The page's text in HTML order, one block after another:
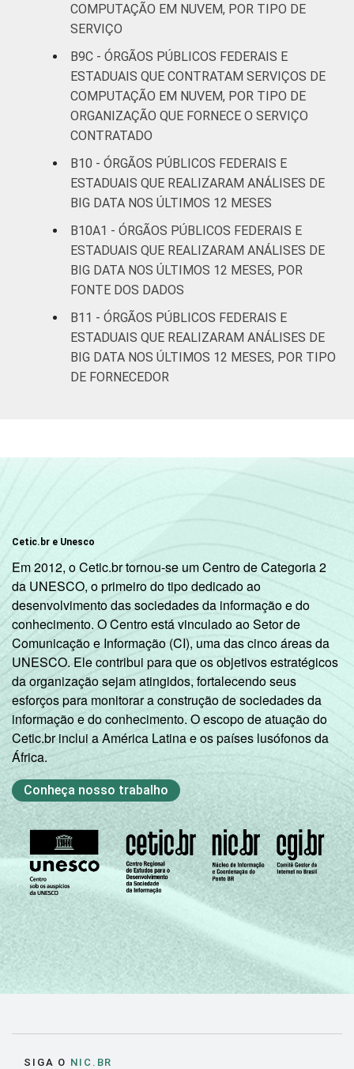
COMPUTAÇÃO EM NUVEM, POR TIPO DE
SERVIÇO
B9C - ÓRGÃOS PÚBLICOS FEDERAIS E
ESTADUAIS QUE CONTRATAM SERVIÇOS DE
COMPUTAÇÃO EM NUVEM, POR TIPO DE
ORGANIZAÇÃO QUE FORNECE O SERVIÇO
CONTRATADO
B10 - ÓRGÃOS PÚBLICOS FEDERAIS E
ESTADUAIS QUE REALIZARAM ANÁLISES DE
BIG DATA NOS ÚLTIMOS 12 MESES
B10A1 - ÓRGÃOS PÚBLICOS FEDERAIS E
ESTADUAIS QUE REALIZARAM ANÁLISES DE
BIG DATA NOS ÚLTIMOS 12 MESES, POR
FONTE DOS DADOS
B11 - ÓRGÃOS PÚBLICOS FEDERAIS E
ESTADUAIS QUE REALIZARAM ANÁLISES DE
BIG DATA NOS ÚLTIMOS 12 MESES, POR TIPO
DE FORNECEDOR
Cetic.br e Unesco
Em 2012, o Cetic.br tornou-se um Centro de Categoria 2
da UNESCO, o primeiro do tipo dedicado ao
desenvolvimento das sociedades da informação e do
conhecimento. O Centro está vinculado ao Setor de
Comunicação e Informação (CI), uma das cinco áreas da
UNESCO. Ele contribui para que os objetivos estratégicos
da organização sejam atingidos, fortalecendo seus
esforços para monitorar a construção de sociedades da
informação e do conhecimento. O escopo de atuação do
Cetic.br inclui a América Latina e os países lusófonos da
África.
Conheça nosso trabalho
SIGA O NIC.BR